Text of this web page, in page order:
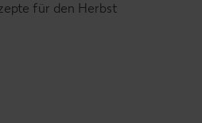
für den Herbst